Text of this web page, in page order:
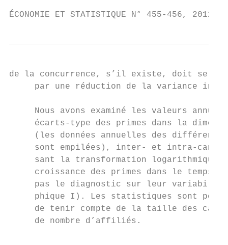
ÉCONOMIE ET STATISTIQUE
de la concurrence, s’il existe, doit se
par une réduction de la variance
Nous avons examiné les valeurs
écarts-type des primes dans la
(les données annuelles des
sont empilées), inter- et intra-
sant la transformation logarithmique
croissance des primes dans le temps
pas le diagnostic sur leur
phique I). Les statistiques sont
de tenir compte de la taille des
de nombre d’affiliés.